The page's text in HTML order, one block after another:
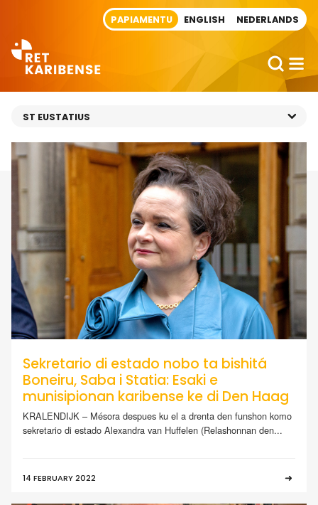
PAPIAMENTU ENGLISH NEDERLANDS
Sekretario di estado nobo ta bishitá
Boneiru, Saba i Statia: Esaki e
munisipionan karibense ke di Den Haag
KRALENDIJK – Mésora despues ku el a drenta den funshon komo
sekretario di estado Alexandra van Huffelen (Relashonnan den...
14 FEBRUARY 2022